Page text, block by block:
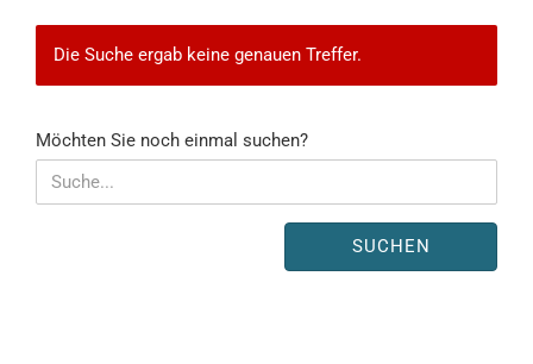
Die Suche ergab keine genauen Treffer.
MÖCHTEN
SIE
NOCH
Möchten Sie noch einmal suchen?
SUCHEN